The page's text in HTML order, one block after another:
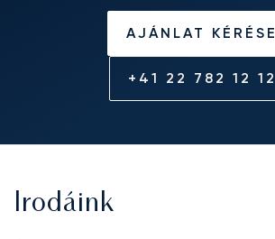
AJÁNLAT KÉRÉSE
+41 22 782 12 12
Irodáink